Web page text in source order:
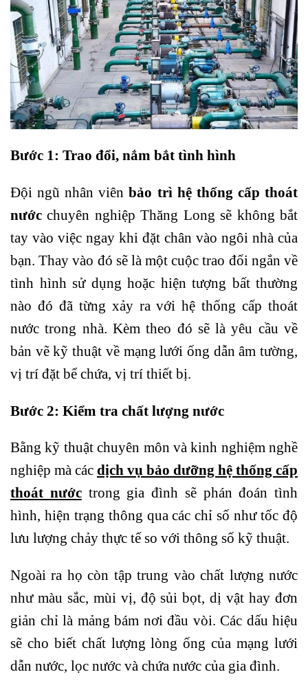
Bước 1: Trao đổi, nắm bắt tình hình
Đội ngũ nhân viênbảo trì hệ thống cấp thoát
nướcchuyên nghiệp Thăng Long sẽ không bắt
tay vào việc ngay khi đặt chân vào ngôi nhà của
bạn. Thay vào đó sẽ là một cuộc trao đổi ngắn về
tình hình sử dụng hoặc hiện tượng bất thường
nào đó đã từng xảy ra với hệ thống cấp thoát
nước trong nhà. Kèm theo đó sẽ là yêu cầu về
bản vẽ kỹ thuật về mạng lưới ống dẫn âm tường,
vị trí đặt bể chứa, vị trí thiết bị.
Bước 2: Kiểm tra chất lượng nước
Bằng kỹ thuật chuyên môn và kinh nghiệm nghề
nghiệp mà các dịch vụ bảo dưỡng hệ thống cấp
thoát nướctrong gia đình sẽ phán đoán tình
hình, hiện trạng thông qua các chỉ số như tốc độ
lưu lượng chảy thực tế so với thông số kỹ thuật.
Ngoài ra họ còn tập trung vào chất lượng nước
như màu sắc, mùi vị, độ sủi bọt, dị vật hay đơn
giản chỉ là mảng bám nơi đầu vòi. Các dấu hiệu
sẽ cho biết chất lượng lòng ống của mạng lưới
dẫn nước, lọc nước và chứa nước của gia đình.